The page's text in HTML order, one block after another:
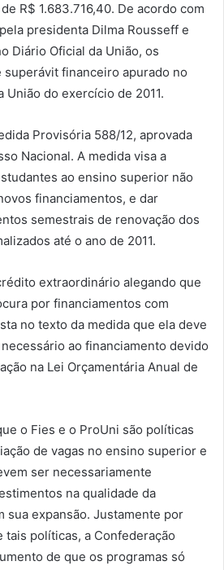
R$ 1.683.716,40. De acordo com
presidenta Dilma Rousseff e
Diário Oficial da União, os
financeiro apurado no
União do exercício de 2011.
Provisória 588/12, aprovada
Nacional. A medida visa a
ao ensino superior não
financiamentos, e dar
semestrais de renovação dos
até o ano de 2011.
extraordinário alegando que
por financiamentos com
no texto da medida que ela deve
ao financiamento devido
na Lei Orçamentária Anual de
o Fies e o ProUni são políticas
de vagas no ensino superior e
ser necessariamente
na qualidade da
sua expansão. Justamente por
tais políticas, a Confederação
de que os programas só